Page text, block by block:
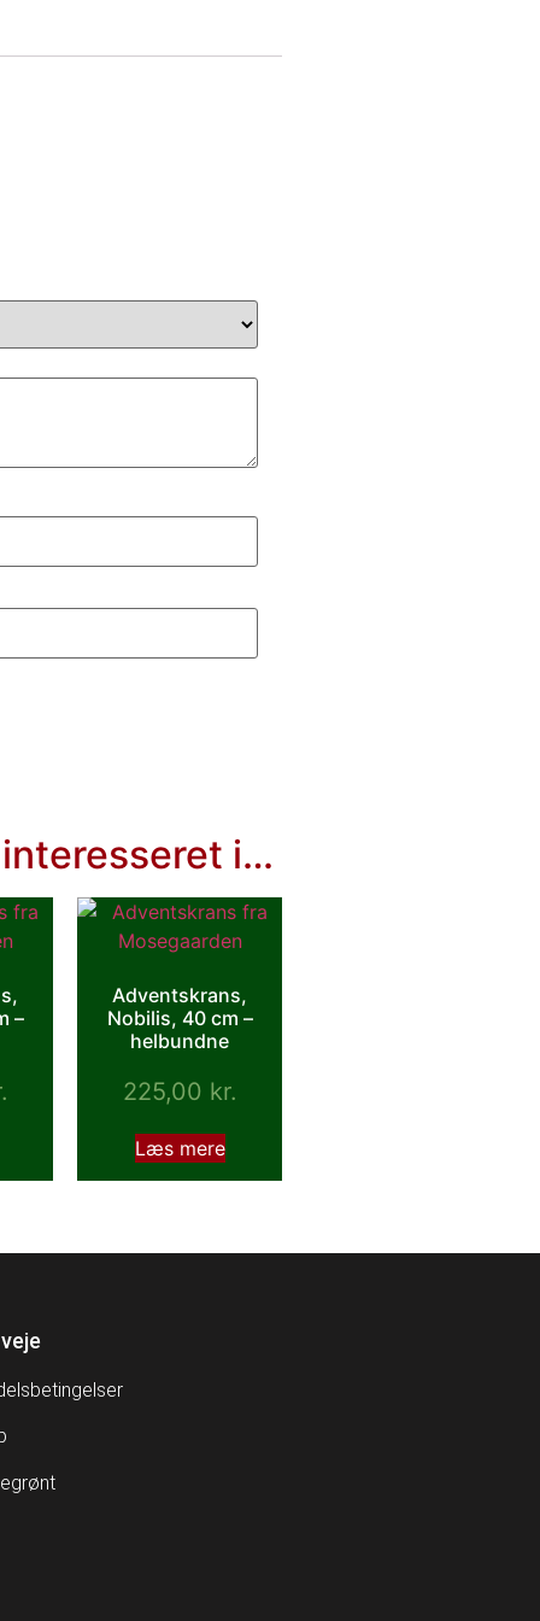
i…
–
Adventskrans,
Nobilis, 40 cm –
helbundne
225,00 kr.
Læs mere